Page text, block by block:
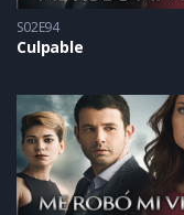
S02E94
Culpable